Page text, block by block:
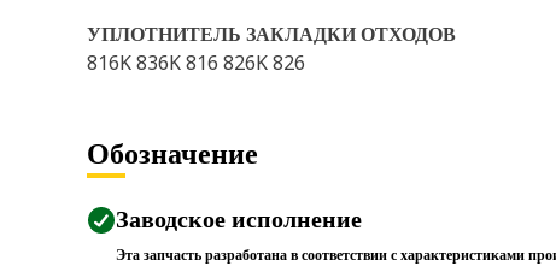
УПЛОТНИТЕЛЬ ЗАКЛАДКИ ОТХОДОВ
816K 836K 816 826K 826
Обозначение
Заводское исполнение
Эта запчасть разработана в соответствии с характеристиками